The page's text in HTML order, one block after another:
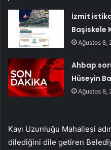
İzmit
Başiskele
Ağustos 8,
Ahbap
Hüseyin
Ağustos 8,
Kayı Uzunluğu Mahallesi
dilediğini dile getiren